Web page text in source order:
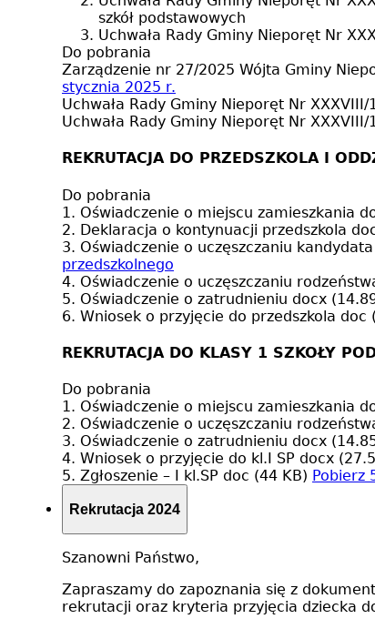
szkół podstawowych
Uchwała Rady Gminy Nieporęt Nr
Do pobrania
Zarządzenie nr 27/2025 Wójta Gminy
stycznia 2025 r.
Uchwała Rady Gminy Nieporęt Nr XXXVIII/
Uchwała Rady Gminy Nieporęt Nr XXXVIII/
REKRUTACJA DO PRZEDSZKOLA I
Do pobrania
1. Oświadczenie o miejscu zamieszkania
2. Deklaracja o kontynuacji przedszkola
3. Oświadczenie o uczęszczaniu
przedszkolnego
4. Oświadczenie o uczęszczaniu
5. Oświadczenie o zatrudnieniu docx
6. Wniosek o przyjęcie do przedszkola doc
REKRUTACJA DO KLASY 1 SZKOŁY
Do pobrania
1. Oświadczenie o miejscu zamieszkania
2. Oświadczenie o uczęszczaniu
3. Oświadczenie o zatrudnieniu docx
4. Wniosek o przyjęcie do kl.I SP docx
5. Zgłoszenie – I kl.SP doc (44 KB) Pobierz
Rekrutacja 2024
Szanowni Państwo,
Zapraszamy do zapoznania się z
rekrutacji oraz kryteria przyjęcia dziecka